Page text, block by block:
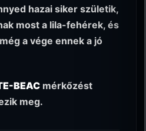
hazai siker születik,
most a lila-fehérek, és
a vége ennek a jó
BEAC mérkőzést
meg.